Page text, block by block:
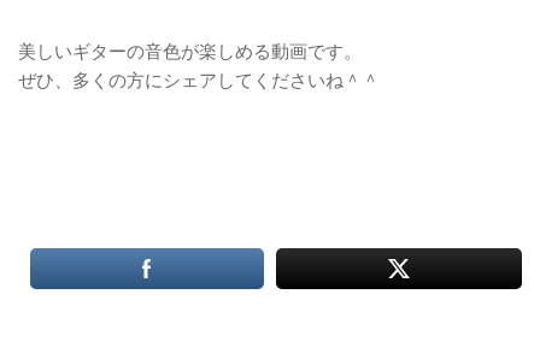
美しいギターの音色が楽しめる動画です。
ぜひ、多くの方にシェアしてくださいね＾＾